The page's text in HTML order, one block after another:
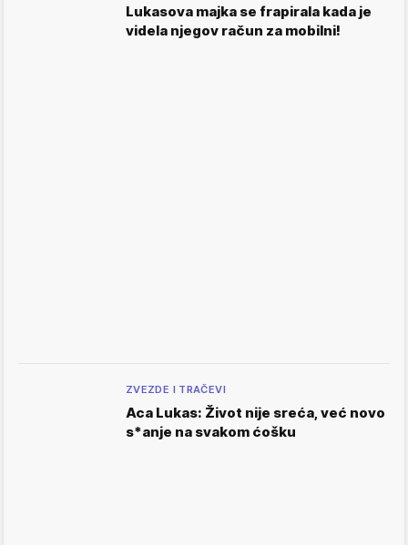
Lukasova majka se frapirala kada je
videla njegov račun za mobilni!
ZVEZDE I TRAČEVI
Aca Lukas: Život nije sreća, već novo
s*anje na svakom ćošku